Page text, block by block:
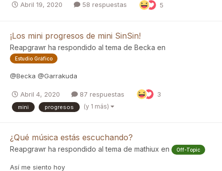
Abril 19, 2020 58 respuestas 5
¡Los mini progresos de mini SinSin!
Reapgrawr ha respondido al tema de Becka en
Estudio Gráfico
@Becka @Garrakuda
Abril 4, 2020 87 respuestas 3
mini progresos (y 1 más)
¿Qué música estás escuchando?
Reapgrawr ha respondido al tema de mathiux en Off-Topic
Así me siento hoy